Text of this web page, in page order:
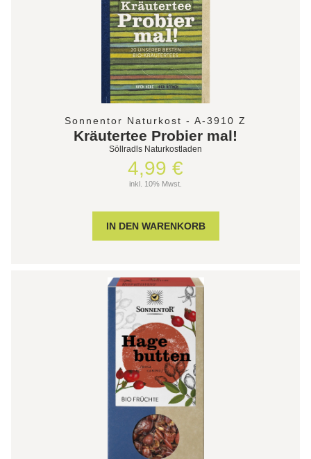
Sonnentor Naturkost - A-3910 Z
Kräutertee Probier mal!
Söllradls Naturkostladen
4,99 €
inkl. 10% Mwst.